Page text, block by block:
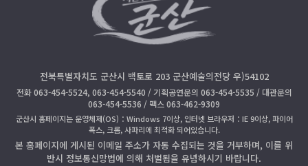
전북특별자치도 군산시 백토로 203 군산예술의전당 우)54102
전화 063-454-5524, 063-454-5540 / 기획공연문의 063-454-5535 / 대관문의
063-454-5536 / 팩스 063-462-9309
군산시 홈페이지는 운영체제(OS)：Windows 7이상, 인터넷 브라우저：IE 9이상, 파이어
폭스, 크롬, 사파리에 최적화 되어있습니다.
본 홈페이지에 게시된 이메일 주소가 자동 수집되는 것을 거부하며, 이를 위
반시 정보통신망법에 의해 처벌됨을 유념하시기 바랍니다.